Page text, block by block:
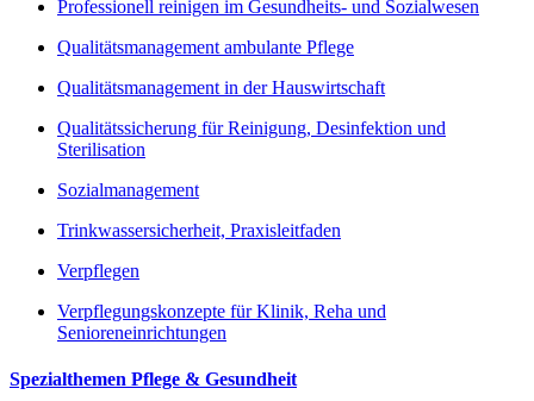
Professionell reinigen im Gesundheits- und Sozialwesen
Qualitätsmanagement ambulante Pflege
Qualitätsmanagement in der Hauswirtschaft
Qualitätssicherung für Reinigung, Desinfektion und
Sterilisation
Sozialmanagement
Trinkwassersicherheit, Praxisleitfaden
Verpflegen
Verpflegungskonzepte für Klinik, Reha und
Senioreneinrichtungen
Spezialthemen Pflege & Gesundheit